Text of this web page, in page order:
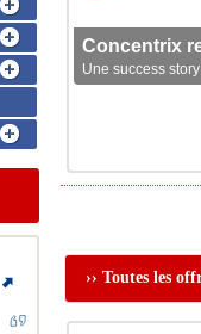
Concentrix
Une success
›› Toutes les